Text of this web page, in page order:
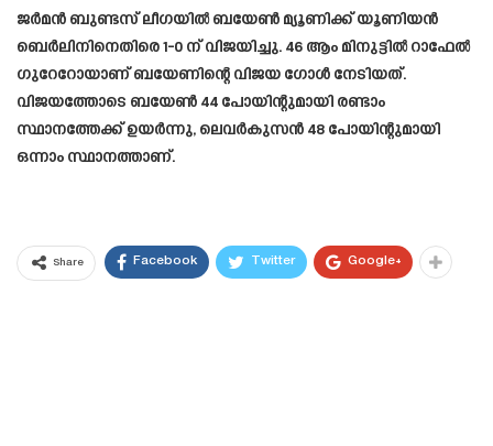
ജർമൻ ബുണ്ടസ് ലീഗയിൽ ബയേൺ മ്യൂണിക്ക് യൂണിയൻ
ബെർലിനിനെതിരെ 1-0 ന് വിജയിച്ചു. 46 ആം മിനുട്ടിൽ റാഫേൽ
ഗുറേറോയാണ് ബയേണിന്റെ വിജയ ഗോൾ നേടിയത്.
വിജയത്തോടെ ബയേൺ 44 പോയിന്റുമായി രണ്ടാം
സ്ഥാനത്തേക്ക് ഉയർന്നു, ലെവർകുസൻ 48 പോയിന്റുമായി
ഒന്നാം സ്ഥാനത്താണ്.
Share Facebook Twitter Google+